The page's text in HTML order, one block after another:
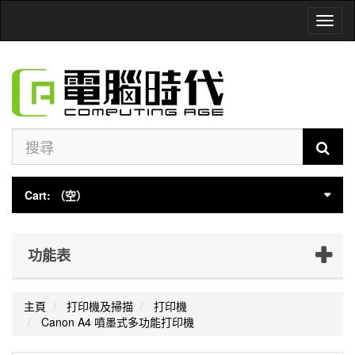
Cart: （空）
功能表
主頁 打印機及掃描
打印機
Canon A4 噴墨式多功能打印機